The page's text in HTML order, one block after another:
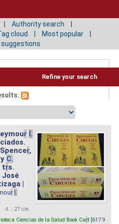
Authority search
cloud
Most popular
suggestions
Refine your search
r I.
Spencer,
C.
trs.
José
|
r I.
: il. ; 27 cm.
Ciencias de la Salud Book Cart [ 617.9